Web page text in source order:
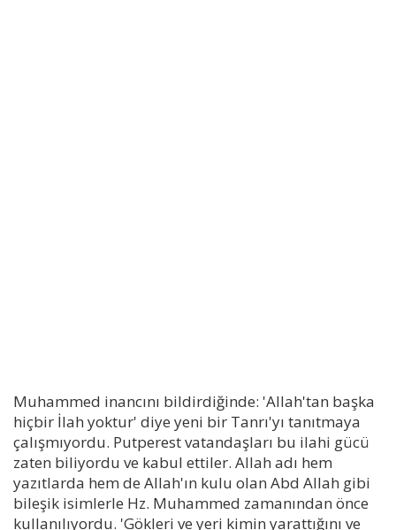
Muhammed inancını bildirdiğinde: 'Allah'tan başka
hiçbir İlah yoktur' diye yeni bir Tanrı'yı tanıtmaya
çalışmıyordu. Putperest vatandaşları bu ilahi gücü
zaten biliyordu ve kabul ettiler. Allah adı hem
yazıtlarda hem de Allah'ın kulu olan Abd Allah gibi
bileşik isimlerle Hz. Muhammed zamanından önce
kullanılıyordu. 'Gökleri ve yeri kimin yarattığını ve